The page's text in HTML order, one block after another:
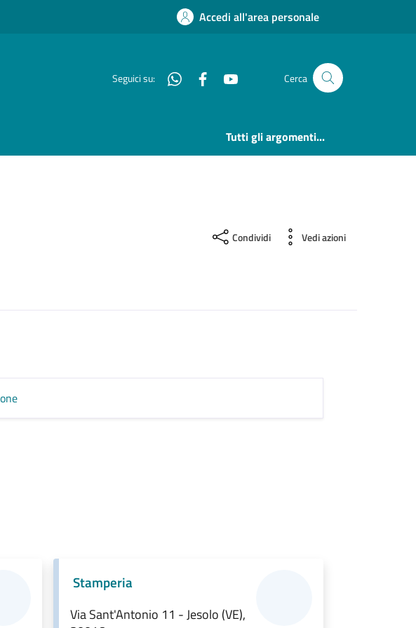
Accedi all'area personale
Seguici su: WhatsappFacebook Cerca
Tutti gli argomenti...
Condividi Vedi azioni
Stamperia
Via Sant'Antonio 11 - Jesolo (VE),